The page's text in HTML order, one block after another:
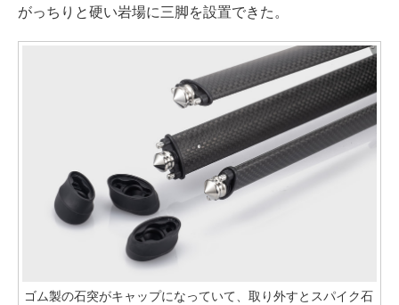
がっちりと硬い岩場に三脚を設置できた。
ゴム製の石突がキャップになっていて、取り外すとスパイク石